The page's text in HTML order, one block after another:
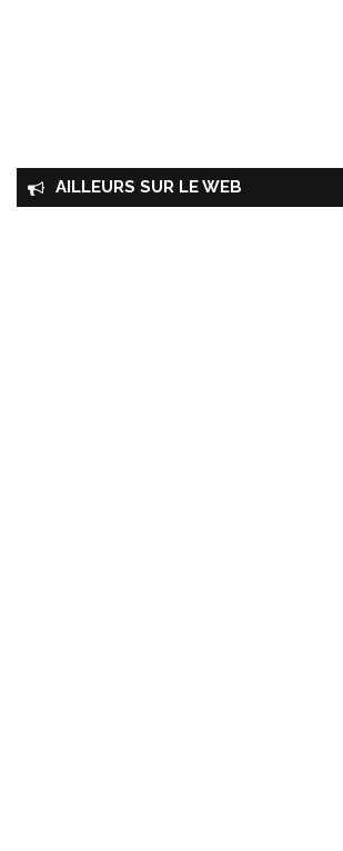
AILLEURS SUR LE WEB